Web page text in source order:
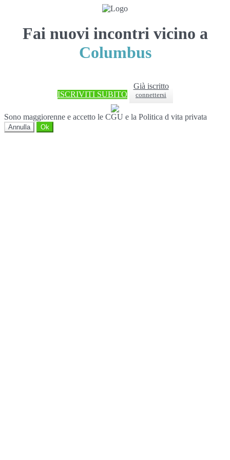
Fai nuovi incontri vicino a
Columbus
ISCRIVITI SUBITO
Già iscritto
connettersi
Sono maggiorenne e accetto le CGU e la Politica d vita privata
Annulla Ok